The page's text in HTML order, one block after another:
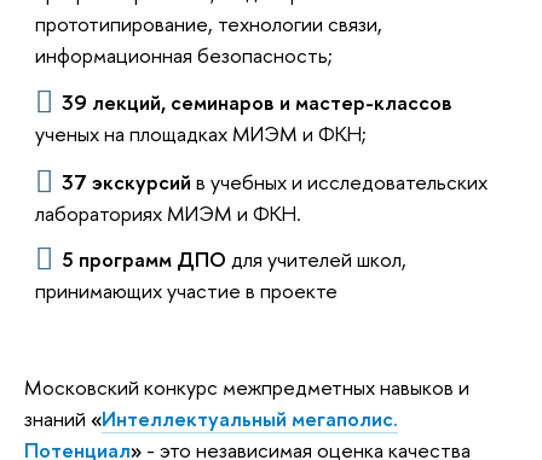
прототипирование, технологии связи,
информационная безопасность;
39 лекций, семинаров и мастер-классов
ученых на площадках МИЭМ и ФКН;
37 экскурсий в учебных и исследовательских
лабораториях МИЭМ и ФКН.
5 программ ДПОдля учителей школ,
принимающих участие в проекте
Московский конкурс межпредметных навыков и
знаний «Интеллектуальный мегаполис.
Потенциал» - это независимая оценка качества